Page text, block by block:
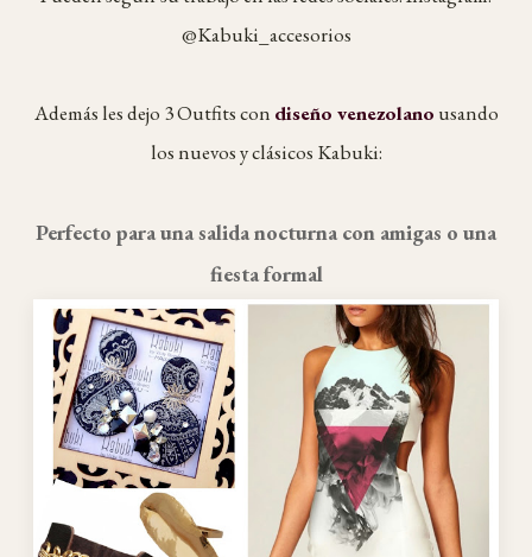
@Kabuki_accesorios
Además les dejo 3 Outfits con diseño venezolano usando
los nuevos y clásicos Kabuki:
Perfecto para una salida nocturna con amigas o una
fiesta formal